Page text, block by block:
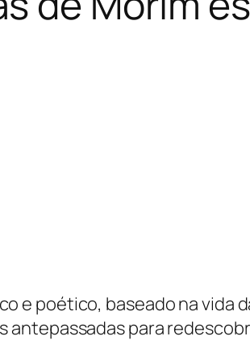
e poético, baseado na vida
para